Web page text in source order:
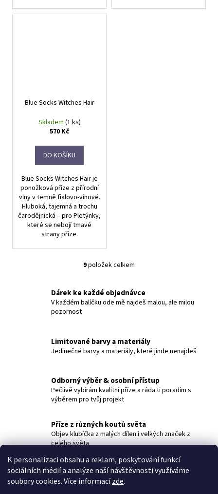
K personalizaci obsahu a reklam, poskytování funkcí
sociálních médií a analýze naší návštěvnosti využíváme
soubory cookies. Více informacízde.
Blue Socks Witches Hair
Skladem (1 ks)
570 Kč
DO KOŠÍKU
Blue Socks Witches Hair je
ponožková příze z přírodní
vlny v temně fialovo-vínové.
Hluboká, tajemná a trochu
čarodějnická – pro Pletýnky,
které se nebojí tmavé
strany příze.
O
l
á
í
p
v
k
y
ý
p
i
u
9položek celkem
Dárek ke každé objednávce
V každém balíčku ode mě najdeš malou, ale milou
pozornost
Limitované barvy a materiály
Jedinečné barvy a materiály, které jinde nenajdeš
Odborný výběr & osobní přístup
Pečlivě vybírám kvalitní příze a ráda ti poradím s
výběrem pro tvůj projekt
Příze z různých koutů světa
Objev klubíčka z malých dílen i velkých značek z
celého světa